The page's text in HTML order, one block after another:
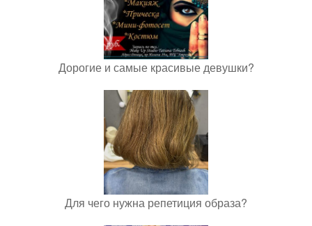
Дорогие и самые красивые девушки?
Для чего нужна репетиция образа?